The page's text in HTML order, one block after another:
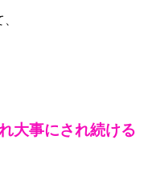
大事にされ続ける